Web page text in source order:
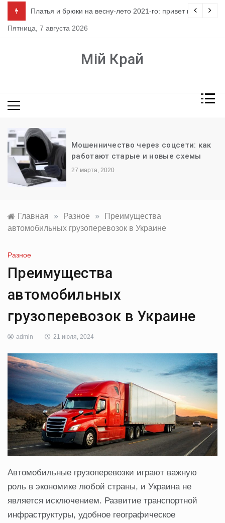
содержимому
Платья и брюки на весну-лето 2021-го: привет из 80-х
Пятница, 7 августа 2026
Мій Край
Мошенничество через соцсети: как
работают старые и новые схемы
27 марта, 2020
Главная » Разное »
Преимущества
автомобильных грузоперевозок в Украине
Разное
Преимущества
автомобильных
грузоперевозок в Украине
admin 21 июля, 2024
Автомобильные грузоперевозки играют важную
роль в экономике любой страны, и Украина не
является исключением. Развитие транспортной
инфраструктуры, удобное географическое